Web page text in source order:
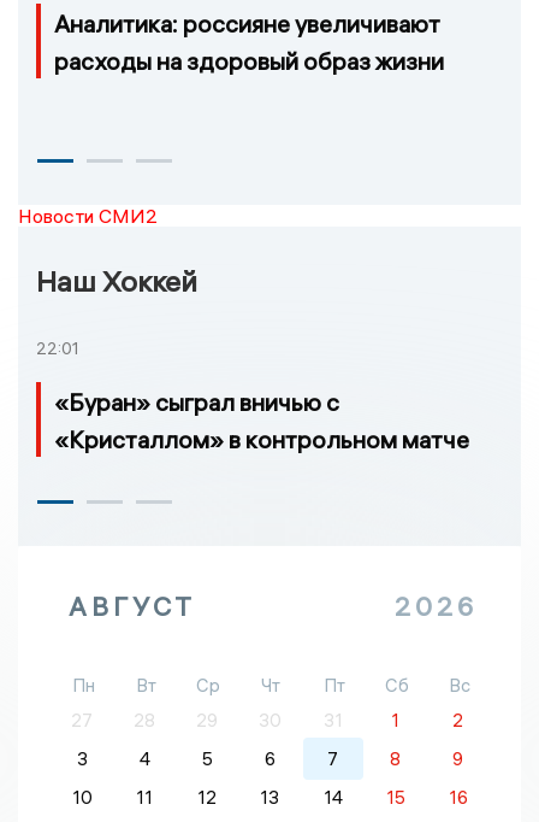
Аналитика: россияне увеличивают
расходы на здоровый образ жизни
Новости СМИ2
Наш Хоккей
22:01
«Буран» сыграл вничью с
«Кристаллом» в контрольном матче
АВГУСТ 2026
Пн Вт Ср Чт Пт Сб
Вс
27
28 29 30 31 1
2
3
4 5 6 7 8
9
10
11 12 13 14 15
16